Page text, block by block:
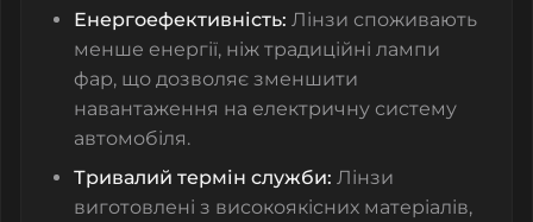
Енергоефективність: Лінзи споживають
менше енергії, ніж традиційні лампи
фар, що дозволяє зменшити
навантаження на електричну систему
автомобіля.
Тривалий термін служби: Лінзи
виготовлені з високоякісних матеріалів,